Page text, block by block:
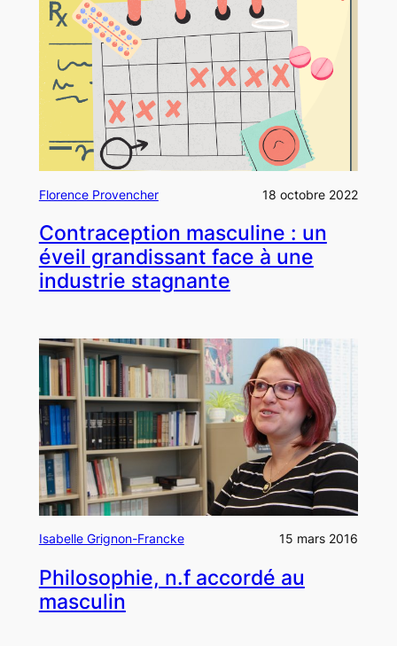
Florence Provencher 18 octobre 2022
Contraception masculine : un
éveil grandissant face à une
industrie stagnante
Isabelle Grignon-Francke 15 mars 2016
Philosophie, n.f accordé au
masculin